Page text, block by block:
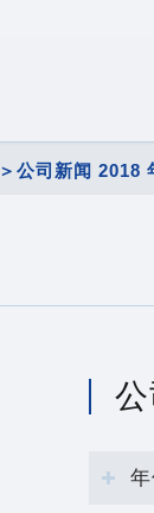
＞ 公司新闻 2018